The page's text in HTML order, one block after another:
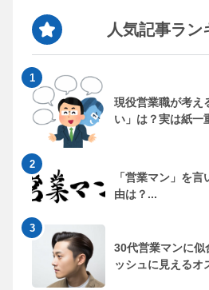
人気記事ラン
現役営業職が考え
い」は？実は紙一
「営業マン」を
由は？...
30代営業マンに似
ッシュに見えるオ